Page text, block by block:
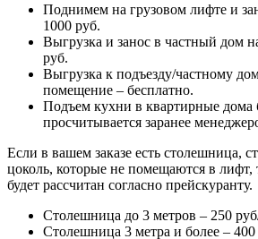
Поднимем на грузовом лифте и
1000 руб.
Выгрузка и занос в частный дом
руб.
Выгрузка к подъезду/частному
помещение – бесплатно.
Подъем кухни в квартирные дома
просчитывается заранее
Если в вашем заказе есть столешница,
цоколь, которые не помещаются в лифт,
будет рассчитан согласно прейскуранту.
Столешница до 3 метров – 250
Столешница 3 метра и более – 400